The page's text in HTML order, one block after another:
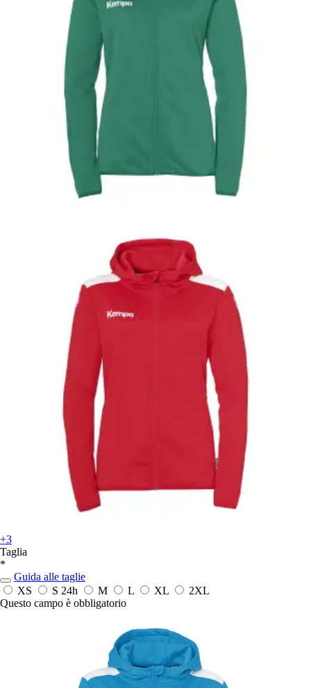
+3
Taglia
*
Guida alle taglie
XS
S 24h M L XL
2XL
Questo campo è obbligatorio